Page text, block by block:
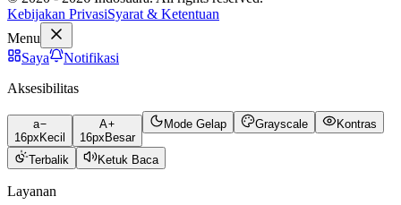
Kebijakan PrivasiSyarat & Ketentuan
Menu
Saya
Notifikasi
Aksesibilitas
a
16px Kecil
A
16px Besar
Mode Gelap Grayscale Kontras
Terbalik Ketuk Baca
Layanan